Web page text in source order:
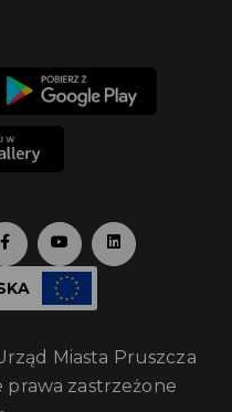
Miasta Pruszcza
prawa zastrzeżone